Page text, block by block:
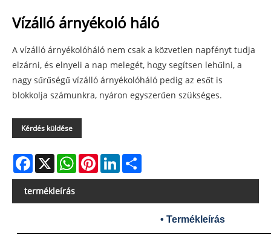
Vízálló árnyékoló háló
A vízálló árnyékolóháló nem csak a közvetlen napfényt tudja
elzárni, és elnyeli a nap melegét, hogy segítsen lehűlni, a
nagy sűrűségű vízálló árnyékolóháló pedig az esőt is
blokkolja számunkra, nyáron egyszerűen szükséges.
Kérdés küldése
Facebook
X WhatsAppPinterestLinkedIn
termékleírás
• Termékleírás